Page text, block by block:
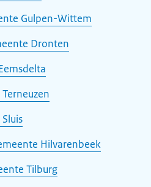
Gulpen-Wittem
Dronten
Hilvarenbeek
Tilburg